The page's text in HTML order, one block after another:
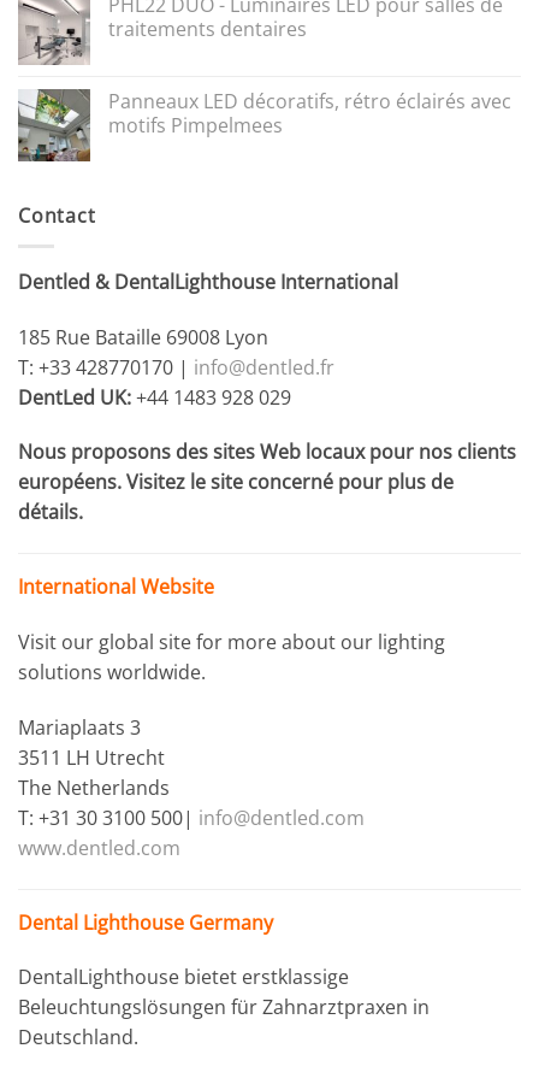
traitements dentaires
Panneaux LED décoratifs, rétro éclairés avec
motifs Pimpelmees
Contact
Dentled & DentalLighthouse International
185 Rue Bataille 69008 Lyon
T: +33 428770170 | info@dentled.fr
DentLed UK:+44 1483 928 029
Nous proposons des sites Web locaux pour nos clients
européens. Visitez le site concerné pour plus de
détails.
International Website
Visit our global site for more about our lighting
solutions worldwide.
Mariaplaats 3
3511 LH Utrecht
The Netherlands
T: +31 30 3100 500| info@dentled.com
www.dentled.com
Dental Lighthouse Germany
DentalLighthouse bietet erstklassige
Beleuchtungslösungen für Zahnarztpraxen in
Deutschland.